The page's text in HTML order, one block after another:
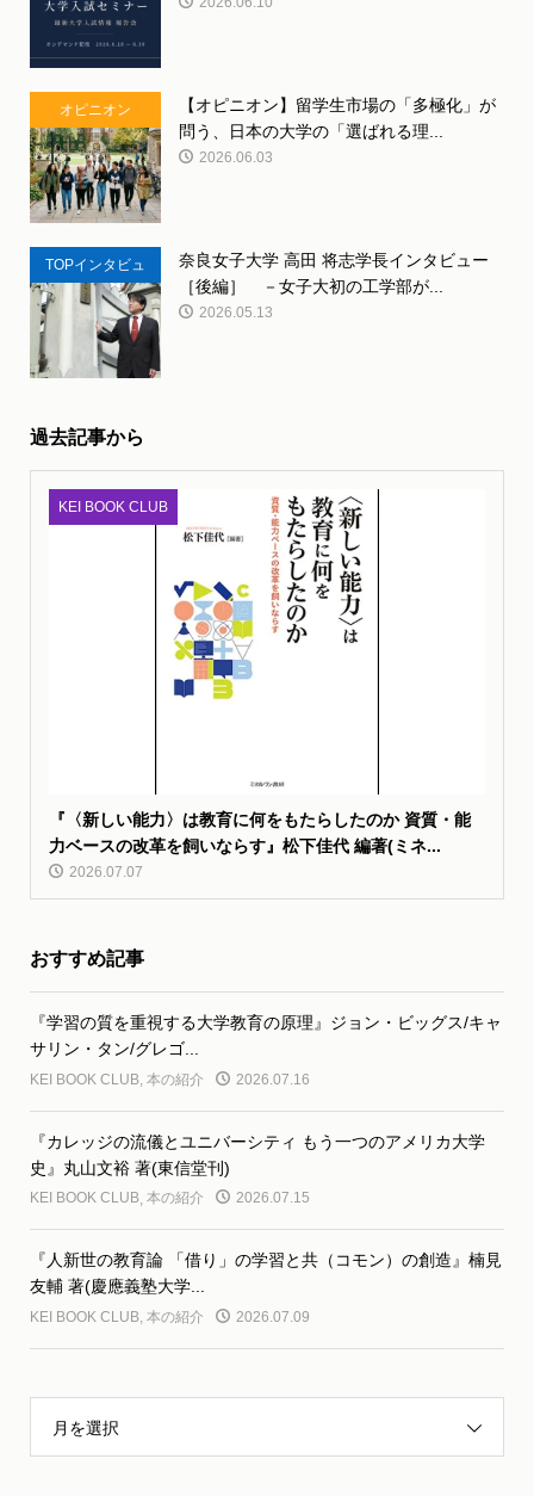
オピニオン
【オピニオン】留学生市場の「多極化」が
問う、日本の大学の「選ばれる理...
2026.06.03
TOPインタビュ
ー
奈良女子大学 高田 将志学長インタビュー
［後編］ －女子大初の工学部が...
2026.05.13
過去記事から
KEI BOOK CLUB
『〈新しい能力〉は教育に何をもたらしたのか 資質・能
力ベースの改革を飼いならす』松下佳代 編著(ミネ...
2026.07.07
おすすめ記事
『学習の質を重視する大学教育の原理』ジョン・ビッグス/キャ
サリン・タン/グレゴ...
KEI BOOK CLUB, 本の紹介 2026.07.16
『カレッジの流儀とユニバーシティ もう一つのアメリカ大学
史』丸山文裕 著(東信堂刊)
KEI BOOK CLUB, 本の紹介 2026.07.15
『人新世の教育論 「借り」の学習と共（コモン）の創造』楠見
友輔 著(慶應義塾大学...
KEI BOOK CLUB, 本の紹介 2026.07.09
月を選択